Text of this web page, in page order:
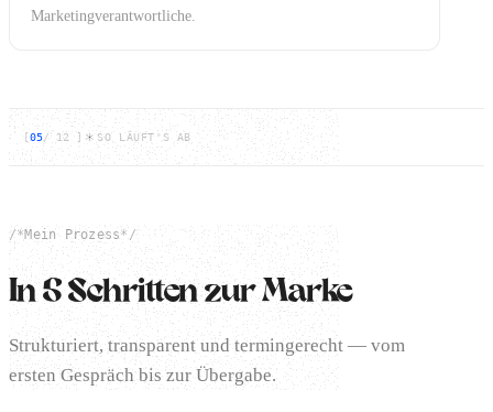
Marketingverantwortliche.
[05/ 12 ] SO LÄUFT'S AB
/*Mein Prozess*/
In 5 Schritten zur Marke
Strukturiert, transparent und termingerecht — vom
ersten Gespräch bis zur Übergabe.